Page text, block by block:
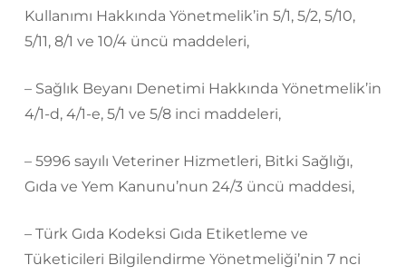
Kullanımı Hakkında Yönetmelik’in 5/1, 5/2, 5/10,
5/11, 8/1 ve 10/4 üncü maddeleri,
– Sağlık Beyanı Denetimi Hakkında Yönetmelik’in
4/1-d, 4/1-e, 5/1 ve 5/8 inci maddeleri,
– 5996 sayılı Veteriner Hizmetleri, Bitki Sağlığı,
Gıda ve Yem Kanunu’nun 24/3 üncü maddesi,
– Türk Gıda Kodeksi Gıda Etiketleme ve
Tüketicileri Bilgilendirme Yönetmeliği’nin 7 nci